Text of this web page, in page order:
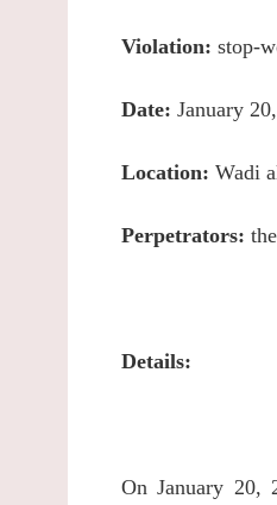
Violation: stop-
Date: January
Location: Wadi
Perpetrators:
Details:
On January 20,